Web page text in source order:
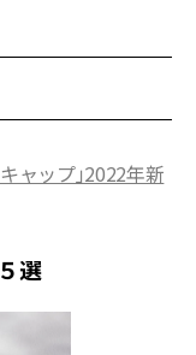
ャップ」2022年新
選